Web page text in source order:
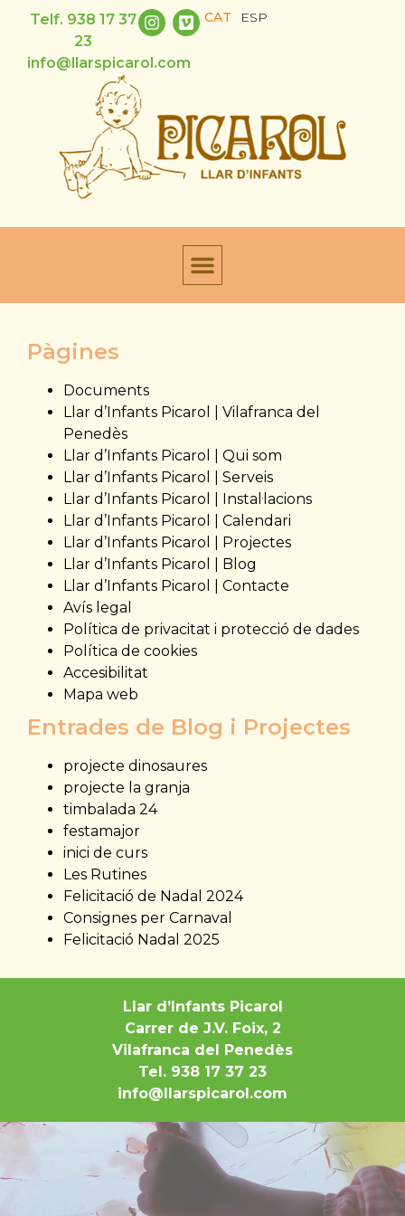
Telf. 938 17 37
23
info@llarspicarol.com
CAT ESP
Pàgines
Documents
Llar d’Infants Picarol | Vilafranca del
Penedès
Llar d’Infants Picarol | Qui som
Llar d’Infants Picarol | Serveis
Llar d’Infants Picarol | Instal·lacions
Llar d’Infants Picarol | Calendari
Llar d’Infants Picarol | Projectes
Llar d’Infants Picarol | Blog
Llar d’Infants Picarol | Contacte
Avís legal
Política de privacitat i protecció de dades
Política de cookies
Accesibilitat
Mapa web
Entrades de Blog i Projectes
projecte dinosaures
projecte la granja
timbalada 24
festamajor
inici de curs
Les Rutines
Felicitació de Nadal 2024
Consignes per Carnaval
Felicitació Nadal 2025
Llar d’Infants Picarol
Carrer de J.V. Foix, 2
Vilafranca del Penedès
Tel. 938 17 37 23
info@llarspicarol.com